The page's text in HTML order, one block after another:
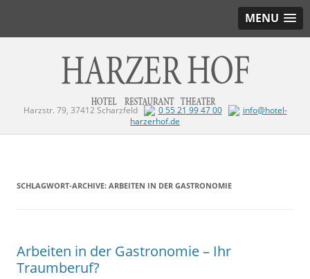
MENU
Harzstr. 79, 37412 Scharzfeld 0 55 21 99 47 00
info@hotel-
harzerhof.de
SCHLAGWORT-ARCHIVE: ARBEITEN IN DER GASTRONOMIE
Arbeiten in der Gastronomie – Ihr
Traumberuf?